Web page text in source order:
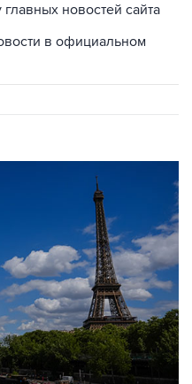
новостей сайта
в официальном